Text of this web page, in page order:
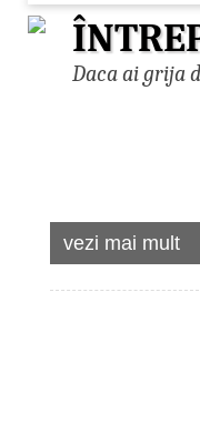
Daca ai grija
vezi mai mult